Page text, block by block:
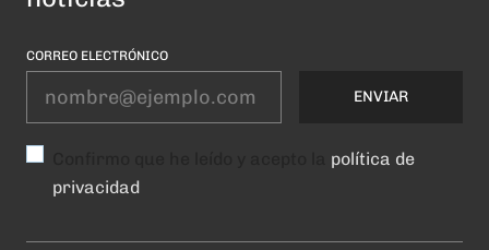
CORREO ELECTRÓNICO
política de
privacidad